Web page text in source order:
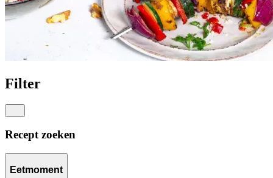
Filter
Recept zoeken
Eetmoment